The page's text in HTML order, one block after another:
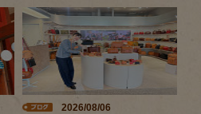
2026/08/06